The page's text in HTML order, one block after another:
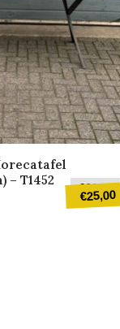
– T1452
€89,00
€25,00